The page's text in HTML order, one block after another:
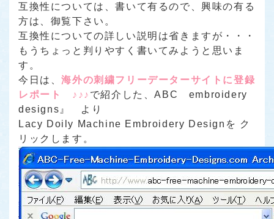
互換性については、書いて有るので、興味の有る
方は、御覧下さい。
互換性についての詳しい説明は省きますが・・・
もうちょっと判りやすく書いてみようと思いま
す。
今日は、海外の刺繍フリーデーターサイトに登録
レポート ♪♪♪ で紹介した、ABC embroidery
designs』 より
Lacy Doily Machine Embroidery Designを ク
リックします。